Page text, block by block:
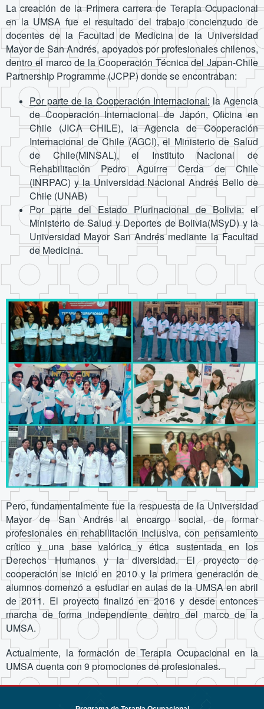
La creación de la Primera carrera de Terapia Ocupacional
en la UMSA fue el resultado del trabajo concienzudo de
docentes de la Facultad de Medicina de la Universidad
Mayor de San Andrés, apoyados por profesionales chilenos,
dentro el marco de la Cooperación Técnica del Japan-Chile
Partnership Programme (JCPP) donde se encontraban:
Por parte de la Cooperación Internacional: la Agencia
de Cooperación Internacional de Japón, Oficina en
Chile (JICA CHILE), la Agencia de Cooperación
Internacional de Chile (AGCI), el Ministerio de Salud
de
Chile(MINSAL), el Instituto Nacional de
Rehabilitación Pedro Aguirre
Cerda de Chile
(INRPAC) y la Universidad Nacional Andrés Bello de
Chile (UNAB)
Por parte del Estado Plurinacional de Bolivia:el
Ministerio de Salud y Deportes de Bolivia(MSyD) y la
Universidad Mayor San Andrés mediante la Facultad
de Medicina.
Pero, fundamentalmente fue la respuesta de la Universidad
Mayor de San Andrés al encargo social, de formar
profesionales en rehabilitación inclusiva, con pensamiento
crítico y una base valórica y ética sustentada en los
Derechos Humanos y la diversidad. El proyecto de
cooperación se inició en 2010 y la primera generación de
alumnos comenzó a estudiar en aulas de la UMSA en abril
de 2011. El proyecto finalizó en 2016 y desde entonces
marcha de forma independiente dentro del marco de la
UMSA.
Actualmente, la formación de Terapia Ocupacional en la
UMSA cuenta con 9 promociones de profesionales.